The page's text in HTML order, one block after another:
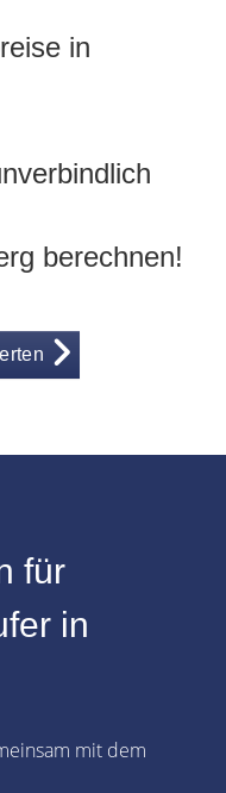
in
berechnen!
für
in
mit dem